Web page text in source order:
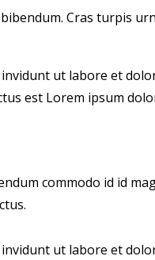
Cras turpis
ut labore et
est Lorem ipsum
commodo id id
ut labore et